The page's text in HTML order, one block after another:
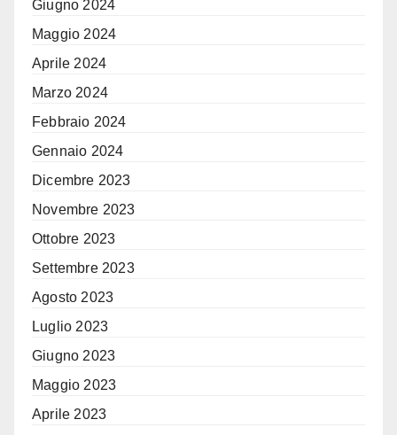
Giugno 2024
Maggio 2024
Aprile 2024
Marzo 2024
Febbraio 2024
Gennaio 2024
Dicembre 2023
Novembre 2023
Ottobre 2023
Settembre 2023
Agosto 2023
Luglio 2023
Giugno 2023
Maggio 2023
Aprile 2023